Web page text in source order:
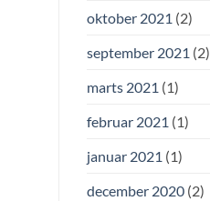
oktober 2021 (2)
september 2021 (2)
marts 2021 (1)
februar 2021 (1)
januar 2021 (1)
december 2020(2)